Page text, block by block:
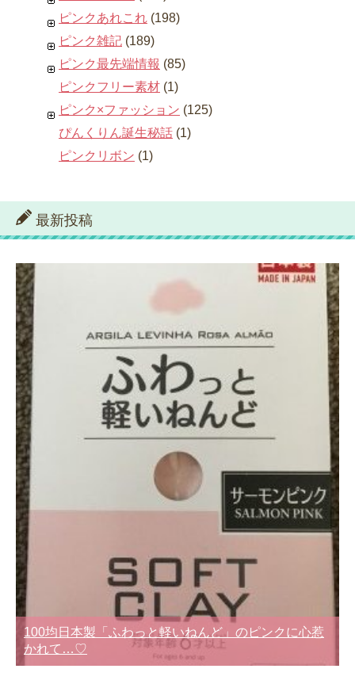
ピンクあれこれ (198)
ピンク雑記 (189)
ピンク最先端情報 (85)
ピンクフリー素材 (1)
ピンク×ファッション (125)
ぴんくりん誕生秘話 (1)
ピンクリボン (1)
最新投稿
100均日本製「ふわっと軽いねんど」のピンクに心惹
かれて…♡